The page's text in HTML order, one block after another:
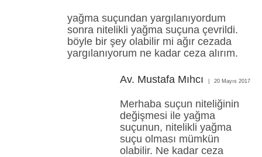
yağma suçundan yargılanıyordum
sonra nitelikli yağma suçuna çevrildi.
böyle bir şey olabilir mi ağır cezada
yargılanıyorum ne kadar ceza alırım.
Av. Mustafa Mıhcı 20 Mayıs 2017
Merhaba suçun niteliğinin
değişmesi ile yağma
suçunun, nitelikli yağma
suçu olması mümkün
olabilir. Ne kadar ceza